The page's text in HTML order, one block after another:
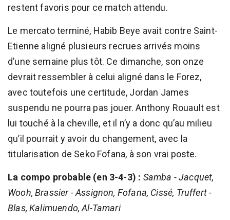
restent favoris pour ce match attendu.
Le mercato terminé, Habib Beye avait contre Saint-
Etienne aligné plusieurs recrues arrivés moins
d’une semaine plus tôt. Ce dimanche, son onze
devrait ressembler à celui aligné dans le Forez,
avec toutefois une certitude, Jordan James
suspendu ne pourra pas jouer. Anthony Rouault est
lui touché à la cheville, et il n’y a donc qu’au milieu
qu’il pourrait y avoir du changement, avec la
titularisation de Seko Fofana, à son vrai poste.
La compo probable (en 3-4-3) : Samba - Jacquet,
Wooh, Brassier - Assignon, Fofana, Cissé, Truffert -
Blas, Kalimuendo, Al-Tamari